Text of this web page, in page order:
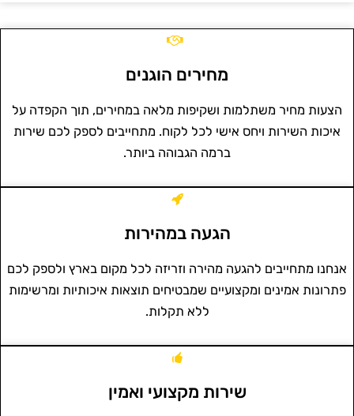
מחירים הוגנים
הצעות מחיר משתלמות ושקיפות מלאה במחירים, תוך הקפדה על
איכות השירות ויחס אישי לכל לקוח. מתחייבים לספק לכם שירות
ברמה הגבוהה ביותר.
הגעה במהירות
אנחנו מתחייבים להגעה מהירה וזריזה לכל מקום בארץ ולספק לכם
פתרונות אמינים ומקצועיים שמבטיחים תוצאות איכותיות ומרשימות
ללא תקלות.
שירות מקצועי ואמין